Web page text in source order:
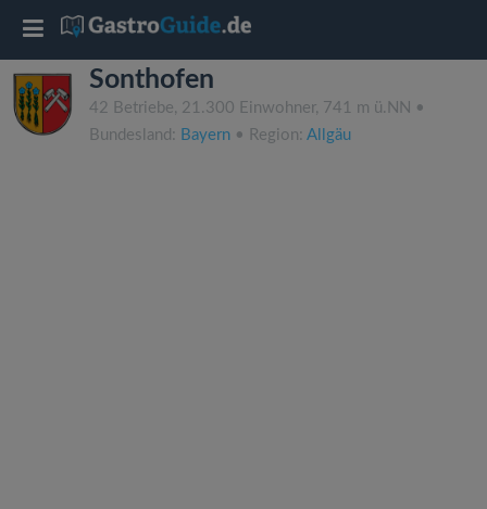
Sonthofen
42 Betriebe, 21.300 Einwohner, 741 m ü.NN •
Bundesland: Bayern • Region: Allgäu
T
o